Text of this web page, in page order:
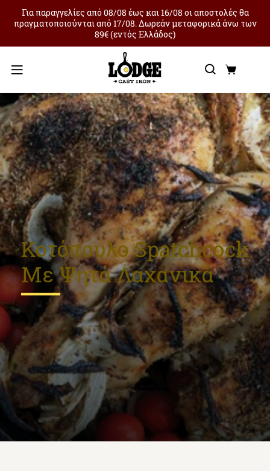
Για παραγγελίες από 08/08 έως και 16/08 οι αποστολές θα
πραγματοποιούνται από 17/08. Δωρεάν μεταφορικά άνω των
89€ (εντός Ελλάδος)
Μενού
Κοτόπουλο Spatchcock
Με Ψητά Λαχανικά